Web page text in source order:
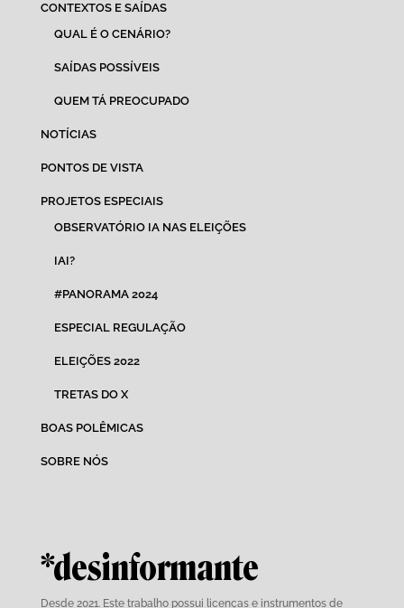
CONTEXTOS E SAÍDAS
QUAL É O CENÁRIO?
SAÍDAS POSSÍVEIS
QUEM TÁ PREOCUPADO
NOTÍCIAS
PONTOS DE VISTA
PROJETOS ESPECIAIS
OBSERVATÓRIO IA NAS ELEIÇÕES
IAI?
#PANORAMA 2024
ESPECIAL REGULAÇÃO
ELEIÇÕES 2022
TRETAS DO X
BOAS POLÊMICAS
SOBRE NÓS
*desinformante
Desde 2021. Este trabalho possui licenças e instrumentos de